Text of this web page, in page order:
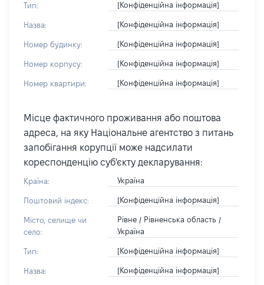
Тип: [Конфіденційна інформація]
Назва: [Конфіденційна інформація]
Номер будинку: [Конфіденційна інформація]
Номер корпусу: [Конфіденційна інформація]
Номер квартири: [Конфіденційна інформація]
Місце фактичного проживання або поштова
адреса, на яку Національне агентство з питань
запобігання корупції може надсилати
кореспонденцію суб'єкту декларування:
Країна: Україна
Поштовий індекс: [Конфіденційна інформація]
Місто, селище чи
село:
Рівне / Рівненська область /
Україна
Тип: [Конфіденційна інформація]
Назва: [Конфіденційна інформація]